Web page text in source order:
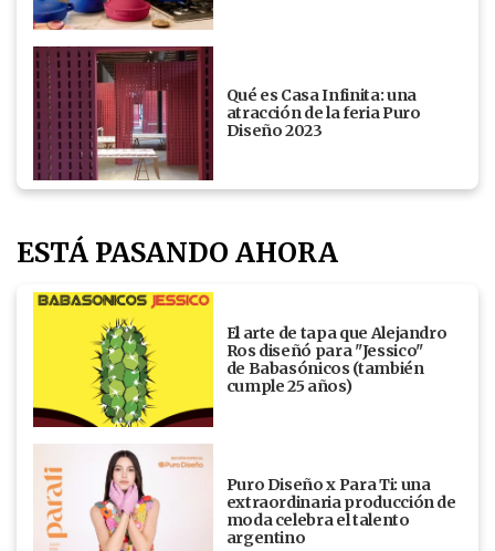
Qué es Casa Infinita: una
atracción de la feria Puro
Diseño 2023
ESTÁ PASANDO AHORA
El arte de tapa que Alejandro
Ros diseñó para "Jessico"
de Babasónicos (también
cumple 25 años)
Puro Diseño x Para Ti: una
extraordinaria producción de
moda celebra el talento
argentino